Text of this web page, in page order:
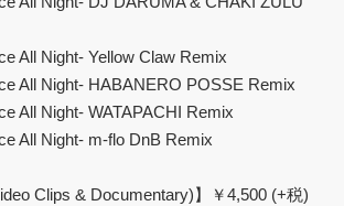
All Night- Yellow Claw Remix
All Night- HABANERO POSSE Remix
All Night- WATAPACHI Remix
All Night- m-flo DnB Remix
Clips & Documentary)】￥4,500 (+税)